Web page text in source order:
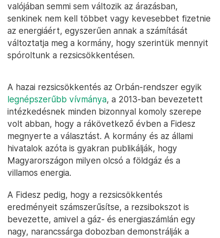
valójában semmi sem változik az árazásban,
senkinek nem kell többet vagy kevesebbet fizetnie
az energiáért, egyszerűen annak a számítását
változtatja meg a kormány, hogy szerintük mennyit
spóroltunk a rezsicsökkentésen.
A hazai rezsicsökkentés az Orbán-rendszer egyik
legnépszerűbb vívmánya, a 2013-ban bevezetett
intézkedésnek minden bizonnyal komoly szerepe
volt abban, hogy a rákövetkező évben a Fidesz
megnyerte a választást. A kormány és az állami
hivatalok azóta is gyakran publikálják, hogy
Magyarországon milyen olcsó a földgáz és a
villamos energia.
A Fidesz pedig, hogy a rezsicsökkentés
eredményeit számszerűsítse, a rezsibokszot is
bevezette, amivel a gáz- és energiaszámlán egy
nagy, narancssárga dobozban demonstrálják a